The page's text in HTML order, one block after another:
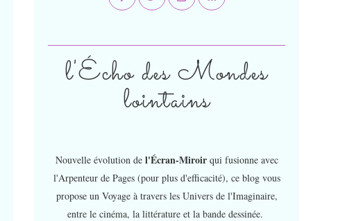
l'Écho des Mondes
lointains
Nouvelle évolution de l'Écran-Miroir qui fusionne avec
l'Arpenteur de Pages (pour plus d'efficacité), ce blog vous
propose un Voyage à travers les Univers de l'Imaginaire,
entre le cinéma, la littérature et la bande dessinée.